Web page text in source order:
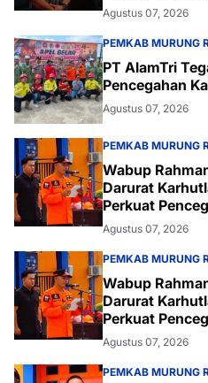
Agustus 07, 2026
PEMKAB MURUNG
PT AlamTri
Pencegahan
Agustus 07, 2026
PEMKAB MURUNG
Wabup
Darurat
Perkuat
Agustus 07, 2026
PEMKAB MURUNG
Wabup
Darurat
Perkuat
Agustus 07, 2026
PEMKAB MURUNG